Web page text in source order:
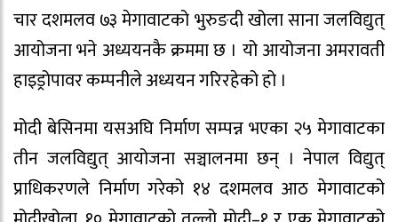
चार दशमलव ७३ मेगावाटको भुरुङदी खोला साना जलविद्युत्
आयोजना भने अध्ययनकै क्रममा छ । यो आयोजना अमरावती
हाइड्रोपावर कम्पनीले अध्ययन गरिरहेको हो ।
मोदी बेसिनमा यसअघि निर्माण सम्पन्न भएका २५ मेगावाटका
तीन जलविद्युत् आयोजना सञ्चालनमा छन् । नेपाल विद्युत्
प्राधिकरणले निर्माण गरेको १४ दशमलव आठ मेगावाटको